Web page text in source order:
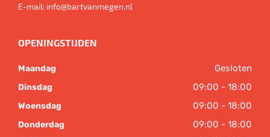
E-mail: info@bartvanmegen.nl
OPENINGSTIJDEN
Maandag Gesloten
Dinsdag 09:00 - 18:00
Woensdag 09:00 - 18:00
Donderdag 09:00 - 18:00